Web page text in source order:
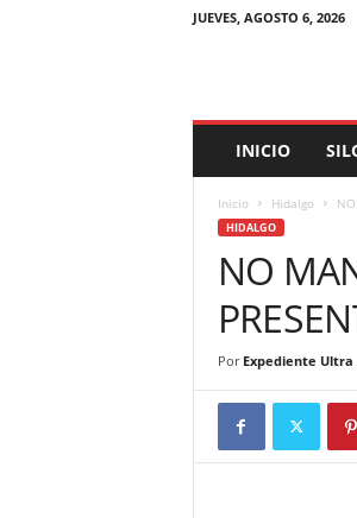
JUEVES, AGOSTO 6, 2026
p
INICIO
Inicio Hidalgo
HIDALGO
NO
Por Expediente Ultra